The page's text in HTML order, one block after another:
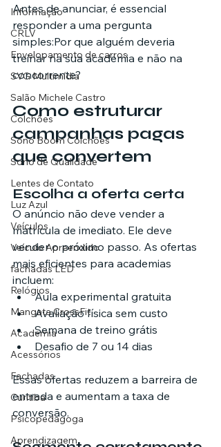
Informação
CRLV
Envelopamento de carros
SVG Multimídia
Salão Michele Castro
Colchões
Sono Boom Colchões
Sono de Qualidade
Lentes de Contato
Luz Azul
Veículos
Veículo Apreendido
fachadas LED
Relógios
Mangata CrossFit
Academia
Acessórios
Fachadas
Curitiba
Psicopedagoga
Aprendizagem
Antes de anunciar, é essencial
responder a uma pergunta
simples:Por que alguém deveria
treinar na sua academia e não na
concorrente?
Como estruturar
campanhas pagas
que convertem
Escolha a oferta certa
O anúncio não deve vender a
matrícula de imediato. Ele deve
vender o próximo passo. As ofertas
mais eficientes para academias
incluem:
Aula experimental gratuita
Avaliação física sem custo
Semana de treino grátis
Desafio de 7 ou 14 dias
Essas ofertas reduzem a barreira de
entrada e aumentam a taxa de
conversão.